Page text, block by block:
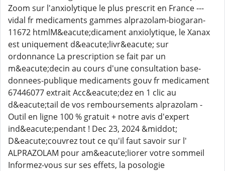
Zoom sur l'anxiolytique le plus prescrit en France ---
vidal fr medicaments gammes alprazolam-biogaran-
11672 htmlM&eacute;dicament anxiolytique, le Xanax
est uniquement d&eacute;livr&eacute; sur
ordonnance La prescription se fait par un
m&eacute;decin au cours d'une consultation base-
donnees-publique medicaments gouv fr medicament
67446077 extrait Acc&eacute;dez en 1 clic au
d&eacute;tail de vos remboursements alprazolam -
Outil en ligne 100 % gratuit + notre avis d'expert
ind&eacute;pendant ! Dec 23, 2024 &middot;
D&eacute;couvrez tout ce qu'il faut savoir sur l'
ALPRAZOLAM pour am&eacute;liorer votre sommeil
Informez-vous sur ses effets, la posologie